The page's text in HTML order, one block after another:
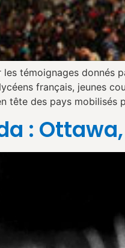
les témoignages donnés
français, jeunes
tête des pays
: